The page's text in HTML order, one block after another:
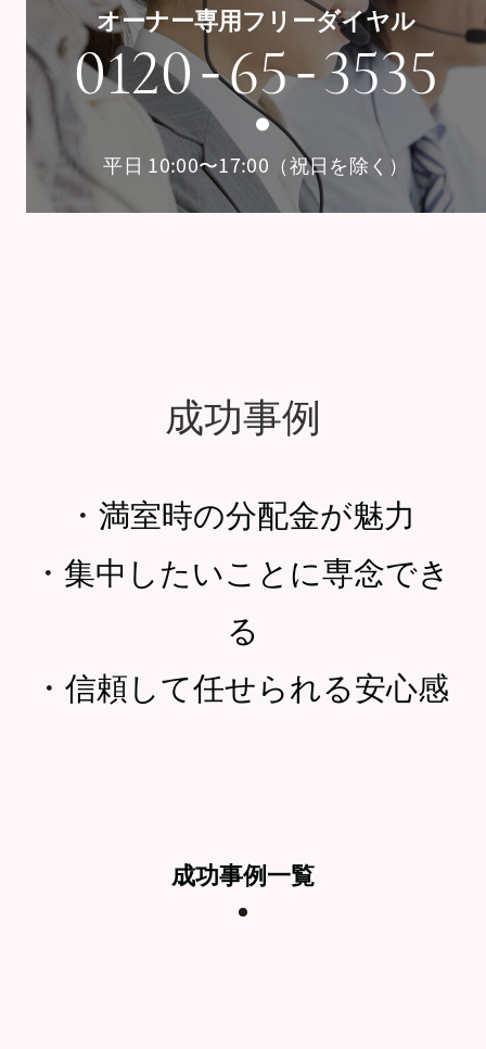
オーナー専用フリーダイヤル
0120-65-3535
平日 10:00〜17:00（祝日を除く）
成功事例
・ 満室時の分配金が魅力
・ 集中したいことに専念でき
る
・ 信頼して任せられる安心感
成功事例一覧